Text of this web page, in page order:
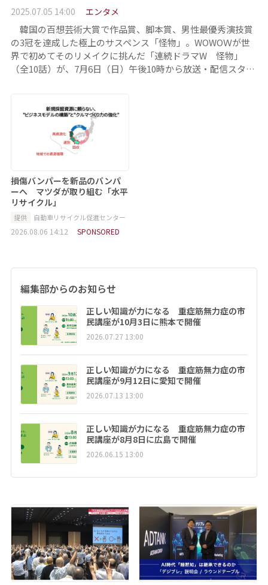
2025.07.05 14:00 エンタメ
韓国の百想芸術大賞で作品賞、脚本賞、男性最優秀演技賞
の3冠を達成した極上のサスペンス「怪物」。WOWOＷが世
界で初めてそのリメイクに挑んだ「連続ドラマW 怪物」
（全10話）が、7月6日（日）午後10時から放送・配信スタ…
損傷バンパーを新品のバンパ
ーへ マツダが取り組む「水平
リサイクル」
提供 自動車リサイクル促進センター
2026.08.06 14:12 SPONSORED
編集部からのお知らせ
正しい知識が力になる 重症筋無力症の市
民講座が10月3日に熊本で開催
2026.07.27 13:00
正しい知識が力になる 重症筋無力症の市
民講座が9月12日に愛知で開催
2026.07.13 13:00
正しい知識が力になる 重症筋無力症の市
民講座が8月8日に広島で開催
2026.06.15 13:00